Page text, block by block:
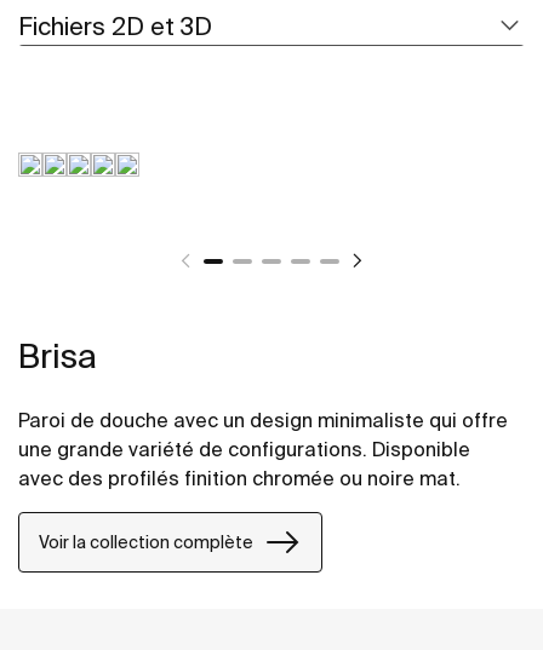
Fichiers 2D et 3D
Brisa
Paroi de douche avec un design minimaliste qui offre
une grande variété de configurations. Disponible
avec des profilés finition chromée ou noire mat.
Voir la collection complète